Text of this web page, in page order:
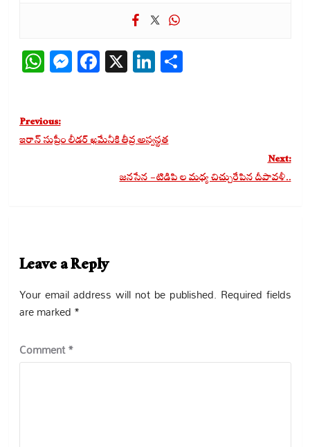
WhatsApp
Messenger
Facebook
X LinkedIn
Share
Post
navigation
Previous:
ఇరాన్ సుప్రీం లీడర్ ఖమేనీకి తీవ్ర అస్వస్థత
Next:
జనసేన – టిడిపి ల మధ్య చిచ్చురేపిన దీపావళీ..
Leave a Reply
Your email address will not be published. Required fields
are marked *
Comment*